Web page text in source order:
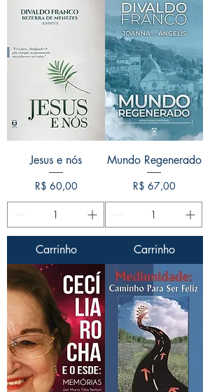
Jesus e nós
Preço
R$ 60,00
Carrinho
Mundo Regenerado
Preço
R$ 67,00
Carrinho